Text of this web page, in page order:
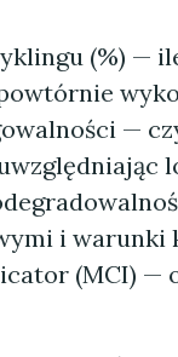
(%) —
—
i warunki
(MCI) —